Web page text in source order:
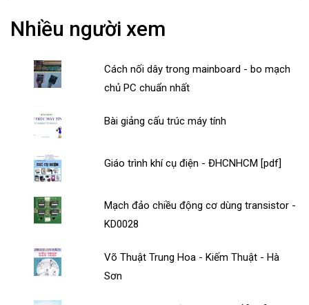
Nhiều người xem
Cách nối dây trong mainboard - bo mạch
chủ PC chuẩn nhất
Bài giảng cấu trúc máy tính
Giáo trình khí cụ điện - ĐHCNHCM [pdf]
Mạch đảo chiều động cơ dùng transistor -
KD0028
Võ Thuật Trung Hoa - Kiếm Thuật - Hà
Sơn